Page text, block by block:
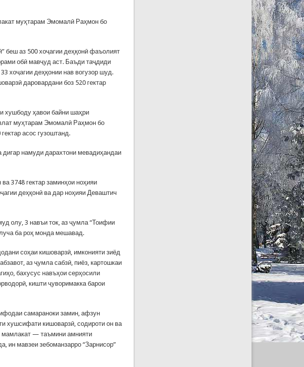
муҳтарам Эмомалӣ Раҳмон бо
беш аз 500 хоҷагии деҳқонӣ фаъолият
обӣ мавҷуд аст. Баъди таҷдиди
хоҷагии деҳқонии нав вогузор шуд.
даровардани боз 520 гектар
хушбоду ҳавои байни шаҳри
муҳтарам Эмомалӣ Раҳмон бо
асос гузоштанд.
дигар намуди дарахтони мевадиҳандаи
3748 гектар заминҳои ноҳияи
деҳқонӣ ва дар ноҳияи Деваштич
олу, 3 навъи ток, аз ҷумла “Тоифии
ба роҳ монда мешавад.
соҳаи кишоварзӣ, имконияти зиёд
аз ҷумла сабзӣ, пиёз, картошкаи
бахусус навъҳои серҳосили
кишти ҷуворимакка барои
самараноки замин, афзун
хушсифати кишоварзӣ, содироти он ва
мамлакат — таъмини амнияти
ин мавзеи зебоманзарро “Зарнисор”